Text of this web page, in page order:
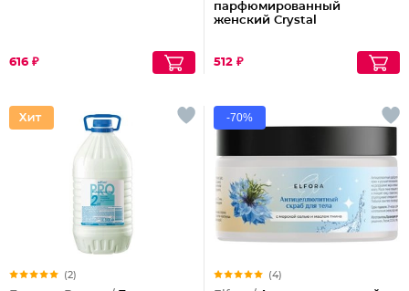
616 ₽
парфюмированный
женский Crystal
512 ₽
(2)
-70%
(4)